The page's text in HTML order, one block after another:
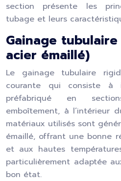
section présente les
tubage et leurs
Gainage
acier émaillé)
Le gainage tubulaire
courante qui consiste à
préfabriqué en
emboîtement, à l’intérieur
matériaux utilisés sont
émaillé, offrant une bonne
et aux hautes
particulièrement adaptée
bon état.